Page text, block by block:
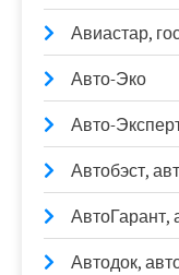
Авиастар,
Авто-Эко
Авто-
Автобэст,
АвтоГарант,
Автодок,